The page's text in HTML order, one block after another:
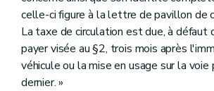
celle-ci figure à la lettre de pavillon de
La taxe de circulation est due, à défaut
payer visée au §2, trois mois après
véhicule ou la mise en usage sur la voie
dernier. »